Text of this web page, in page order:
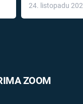
léky
24. listopadu
ZOOM